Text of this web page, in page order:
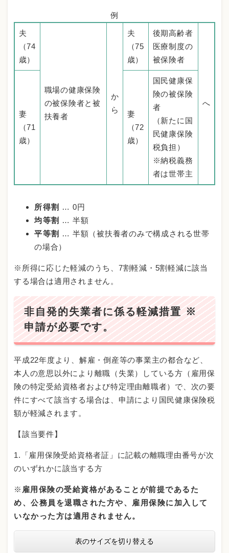
例
夫
（74
歳）
職場の健康保険
の被保険者と被
扶養者
か
ら
夫
（75
歳）
後期高齢者
医療制度の
被保険者
へ
妻
（71
歳）
妻
（72
歳）
国民健康保
険の被保険
者
（新たに国
民健康保険
税負担）
※納税義務
者は世帯主
所得割 … 0円
均等割 … 半額
平等割 … 半額（被扶養者のみで構成される世帯
の場合）
※所得に応じた軽減のうち、7割軽減・5割軽減に該当
する場合は適用されません。
非自発的失業者に係る軽減措置 ※
申請が必要です。
平成22年度より、解雇・倒産等の事業主の都合など、
本人の意思以外により離職（失業）している方（雇用保
険の特定受給資格者および特定理由離職者）で、次の要
件にすべて該当する場合は、申請により国民健康保険税
額が軽減されます。
【該当要件】
1.「雇用保険受給資格者証」に記載の離職理由番号が次
のいずれかに該当する方
※ 雇用保険の受給資格があることが前提であるた
め、公務員を退職された方や、雇用保険に加入して
いなかった方は適用されません。
表のサイズを切り替える